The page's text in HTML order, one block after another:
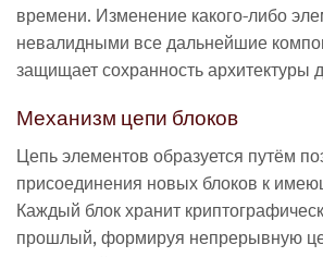
времени. Изменение какого-либо
невалидными все дальнейшие
защищает сохранность архитектуры
Механизм цепи блоков
Цепь элементов образуется путём
присоединения новых блоков к
Каждый блок хранит
прошлый, формируя непрерывную